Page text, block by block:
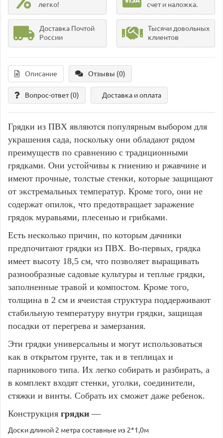
легко!
счет и наложка.
Доставка Почтой
России
Тысячи довольных
клиентов
Описание Отзывы (0)
Вопрос-ответ(0) Доставка и оплата
Грядки из ПВХ являются популярным выбором для
украшения сада, поскольку они обладают рядом
преимуществ по сравнению с традиционными
грядками. Они устойчивы к гниению и ржавчине и
имеют прочные, толстые стенки, которые защищают
от экстремальных температур. Кроме того, они не
содержат опилок, что предотвращает заражение
грядок муравьями, плесенью и грибками.
Есть несколько причин, по которым дачники
предпочитают грядки из ПВХ. Во-первых, грядка
имеет высоту 18,5 см, что позволяет выращивать
разнообразные садовые культуры и теплые грядки,
заполненные травой и компостом. Кроме того,
толщина в 2 см и ячеистая структура поддерживают
стабильную температуру внутри грядки, защищая
посадки от перегрева и замерзания.
Эти грядки универсальны и могут использоваться
как в открытом грунте, так и в теплицах и
парникового типа. Их легко собирать и разбирать, а
в комплект входят стенки, уголки, соединители,
стяжки и винты. Собрать их сможет даже ребенок.
Конструкция грядки —
Доски длиной 2 метра составные из 2*1,0м